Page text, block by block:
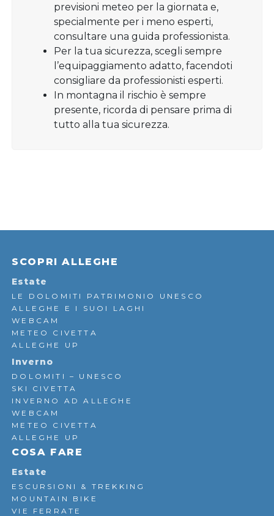
previsioni meteo per la giornata e,
specialmente per i meno esperti,
consultare una guida professionista.
Per la tua sicurezza, scegli sempre
l’equipaggiamento adatto, facendoti
consigliare da professionisti esperti.
In montagna il rischio è sempre
presente, ricorda di pensare prima di
tutto alla tua sicurezza.
SCOPRI ALLEGHE
Estate
LE DOLOMITI PATRIMONIO UNESCO
ALLEGHE E I SUOI LAGHI
WEBCAM
METEO CIVETTA
ALLEGHE UP
Inverno
DOLOMITI – UNESCO
SKI CIVETTA
INVERNO AD ALLEGHE
WEBCAM
METEO CIVETTA
ALLEGHE UP
COSA FARE
Estate
ESCURSIONI & TREKKING
MOUNTAIN BIKE
VIE FERRATE